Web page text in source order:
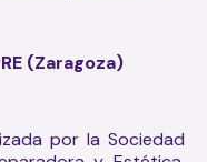
(Zaragoza)
por la Sociedad